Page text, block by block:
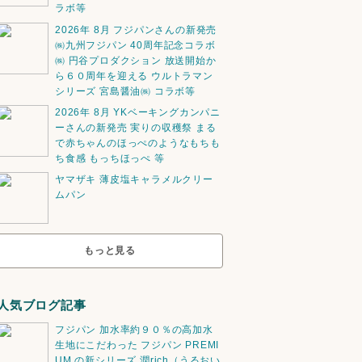
ラボ等
2026年 8月 フジパンさんの新発売
㈱九州フジパン 40周年記念コラボ
㈱ 円谷プロダクション 放送開始か
ら６０周年を迎える ウルトラマン
シリーズ 宮島醤油㈱ コラボ等
2026年 8月 YKベーキングカンパニ
ーさんの新発売 実りの収穫祭 まる
で赤ちゃんのほっぺのようなもちも
ち食感 もっちほっぺ 等
ヤマザキ 薄皮塩キャラメルクリー
ムパン
もっと見る
気ブログ記事
フジパン 加水率約９０％の高加水
生地にこだわった フジパン PREMI